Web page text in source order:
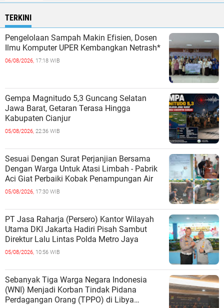
TERKINI
Pengelolaan Sampah Makin Efisien, Dosen
Ilmu Komputer UPER Kembangkan Netrash*
06/08/2026, 17:18 WIB
Gempa Magnitudo 5,3 Guncang Selatan
Jawa Barat, Getaran Terasa Hingga
Kabupaten Cianjur
05/08/2026, 22:36 WIB
Sesuai Dengan Surat Perjanjian Bersama
Dengan Warga Untuk Atasi Limbah - Pabrik
Aci Giat Perbaiki Kobak Penampungan Air
05/08/2026, 17:30 WIB
PT Jasa Raharja (Persero) Kantor Wilayah
Utama DKI Jakarta Hadiri Pisah Sambut
Direktur Lalu Lintas Polda Metro Jaya
05/08/2026, 10:56 WIB
Sebanyak Tiga Warga Negara Indonesia
(WNI) Menjadi Korban Tindak Pidana
Perdagangan Orang (TPPO) di Libya